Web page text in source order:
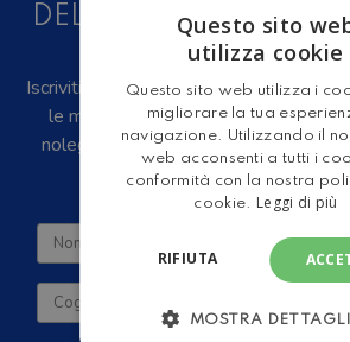
DELLE CARAVAN E
ALL'ARIA
Iscriviti alla newsletter, riceverai in
le migliori offerte su camper e
noleggio, eventi, video recensioni,
mondo del turismo
Questo sito
utilizza cookie
Questo sito web utilizza i
migliorare la tua
navigazione. Utilizzando il
web acconsenti a tutti i
conformità con la nostra
cookie. Leggi di più
RIFIUTA
MOSTRA DETTAGLI